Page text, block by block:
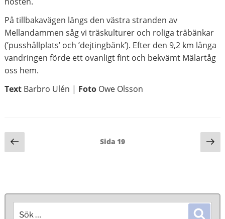
På tillbakavägen längs den västra stranden av
Mellandammen såg vi träskulturer och roliga träbänkar
(’pusshållplats’ och ’dejtingbänk’). Efter den 9,2 km långa
vandringen förde ett ovanligt fint och bekvämt Mälartåg
oss hem.
Text Barbro Ulén | Foto Owe Olsson
Sidnumrering
för
Föregående
sida
Sida 19